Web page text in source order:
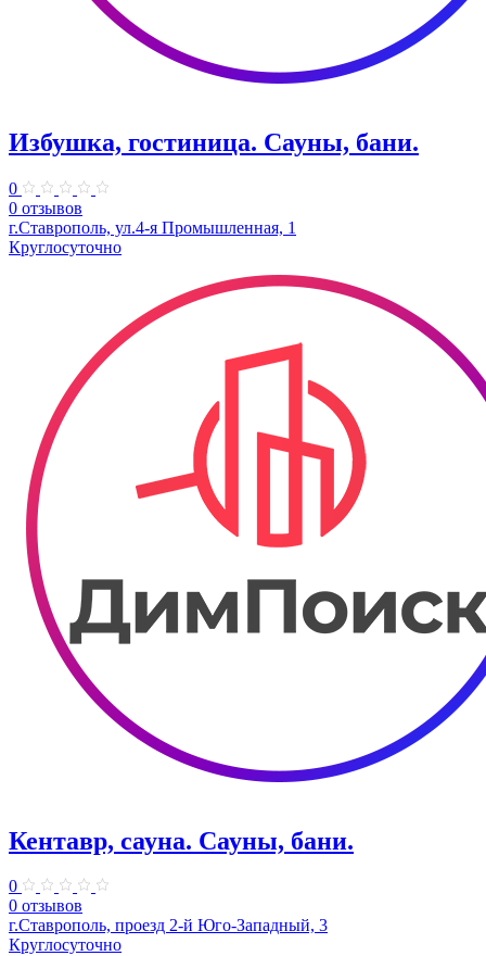
Избушка, гостиница. Сауны, бани.
0
0 отзывов
г.Ставрополь, ул.4-я Промышленная, 1
Круглосуточно
Кентавр, сауна. Сауны, бани.
0
0 отзывов
г.Ставрополь, проезд 2-й Юго-Западный, 3
Круглосуточно